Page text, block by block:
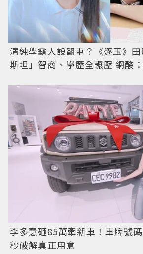
清純學霸人設翻車？《逐玉》
斯坦」智商、學歷全輾壓 網酸
李多慧砸85萬牽新車！車牌號
秒破解真正用意